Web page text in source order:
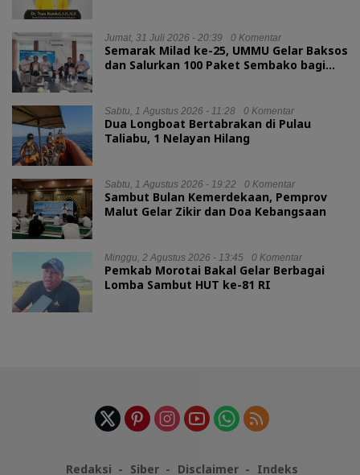
Jumat, 31 Juli 2026 - 20:39 0 Komentar
Semarak Milad ke-25, UMMU Gelar Baksos
dan Salurkan 100 Paket Sembako bagi
Sabtu, 1 Agustus 2026 - 11:28 0 Komentar
Dua Longboat Bertabrakan di Pulau
Taliabu, 1 Nelayan Hilang
Sabtu, 1 Agustus 2026 - 19:22 0 Komentar
Sambut Bulan Kemerdekaan, Pemprov
Malut Gelar Zikir dan Doa Kebangsaan
Minggu, 2 Agustus 2026 - 13:45 0 Komentar
Pemkab Morotai Bakal Gelar Berbagai
Lomba Sambut HUT ke-81 RI
Redaksi Siber Disclaimer Indeks